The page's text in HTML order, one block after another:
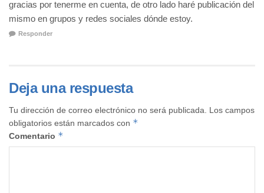
gracias por tenerme en cuenta, de otro lado haré publicación del
mismo en grupos y redes sociales dónde estoy.
Responder
Deja una respuesta
Tu dirección de correo electrónico no será publicada.
Los campos
obligatorios están marcados con *
Comentario *